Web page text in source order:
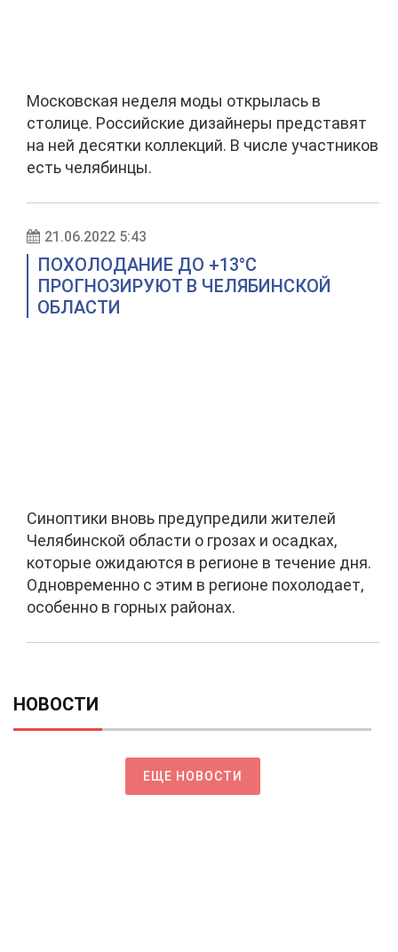
Московская неделя моды открылась в
столице. Российские дизайнеры представят
на ней десятки коллекций. В числе участников
есть челябинцы.
21.06.2022 5:43
ПОХОЛОДАНИЕ ДО +13°C
ПРОГНОЗИРУЮТ В ЧЕЛЯБИНСКОЙ
ОБЛАСТИ
Синоптики вновь предупредили жителей
Челябинской области о грозах и осадках,
которые ожидаются в регионе в течение дня.
Одновременно с этим в регионе похолодает,
особенно в горных районах.
НОВОСТИ
ЕЩЕ НОВОСТИ